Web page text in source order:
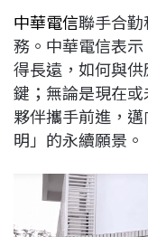
b
o
o
k
a
d
s
中華電信聯手合
務。中華電信表
得長遠，如何與
鍵；無論是現在
夥伴攜手前進，
明」的永續願景。